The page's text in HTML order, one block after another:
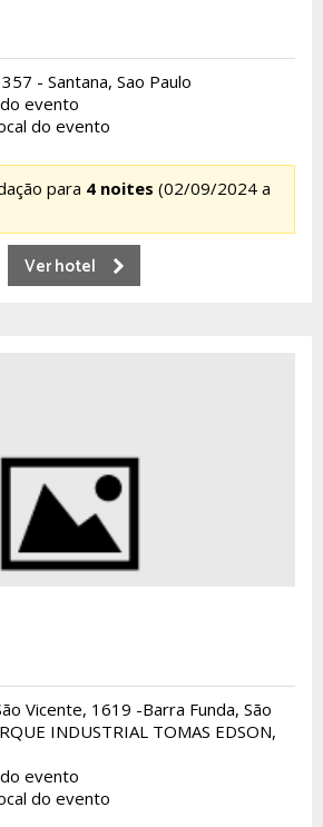
- Santana, Sao Paulo
evento
do evento
para 4 noites (02/09/2024 a
Ver hotel
Vicente, 1619 -Barra Funda, São
INDUSTRIAL TOMAS EDSON,
evento
do evento